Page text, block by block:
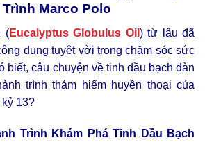
Marco Polo
(Eucalyptus Globulus Oil )từ lâu đã
dụng tuyệt vời trong chăm sóc sức
biết, câu chuyện về tinh dầu bạch đàn
trình thám hiểm huyền thoại của
kỷ 13?
Trình Khám Phá Tinh Dầu Bạch